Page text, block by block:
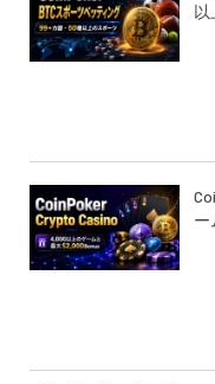
以
ー